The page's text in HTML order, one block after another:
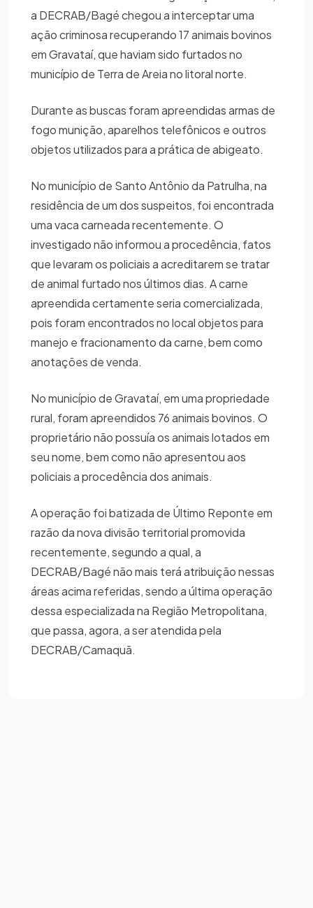
a DECRAB/Bagé chegou a interceptar uma
ação criminosa recuperando 17 animais bovinos
em Gravataí, que haviam sido furtados no
município de Terra de Areia no litoral norte.
Durante as buscas foram apreendidas armas de
fogo munição, aparelhos telefônicos e outros
objetos utilizados para a prática de abigeato.
No município de Santo Antônio da Patrulha, na
residência de um dos suspeitos, foi encontrada
uma vaca carneada recentemente. O
investigado não informou a procedência, fatos
que levaram os policiais a acreditarem se tratar
de animal furtado nos últimos dias. A carne
apreendida certamente seria comercializada,
pois foram encontrados no local objetos para
manejo e fracionamento da carne, bem como
anotações de venda.
No município de Gravataí, em uma propriedade
rural, foram apreendidos 76 animais bovinos. O
proprietário não possuía os animais lotados em
seu nome, bem como não apresentou aos
policiais a procedência dos animais.
A operação foi batizada de Último Reponte em
razão da nova divisão territorial promovida
recentemente, segundo a qual, a
DECRAB/Bagé não mais terá atribuição nessas
áreas acima referidas, sendo a última operação
dessa especializada na Região Metropolitana,
que passa, agora, a ser atendida pela
DECRAB/Camaquã.